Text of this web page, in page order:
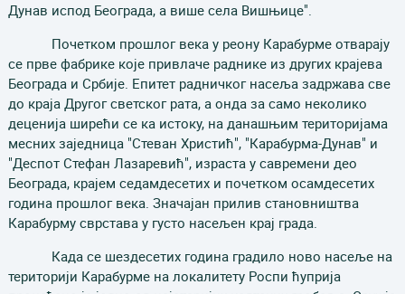
Дунав испод Београда, а више села Вишњице".
Почетком прошлог века у реону Карабурме отварају
се прве фабрике које привлаче раднике из других крајева
Београда и Србије. Епитет радничког насеља задржава све
до краја Другог светског рата, а онда за само неколико
деценија ширећи се ка истоку, на данашњим територијама
месних заједница "Стеван Христић", "Карабурма-Дунав" и
"Деспот Стефан Лазаревић", израста у савремени део
Београда, крајем седамдесетих и почетком осамдесетих
година прошлог века. Значајан прилив становништва
Карабурму сврстава у густо насељен крај града.
Када се шездесетих година градило ново насеље на
територији Карабурме на локалитету Роспи ћуприја